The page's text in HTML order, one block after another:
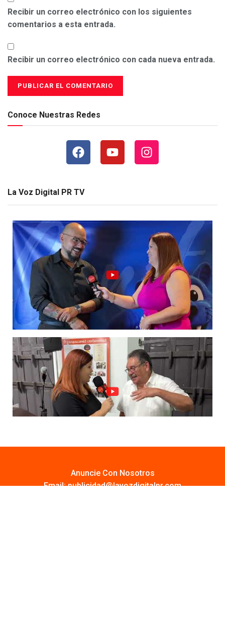
Recibir un correo electrónico con los siguientes
comentarios a esta entrada.
Recibir un correo electrónico con cada nueva entrada.
Conoce Nuestras Redes
La Voz Digital PR TV
Anuncie Con Nosotros
Email:publicidad@lavozdigitalpr.com